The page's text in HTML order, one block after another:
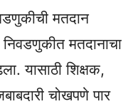
मतदान
मतदानाचा
यासाठी शिक्षक,
चोखपणे पार